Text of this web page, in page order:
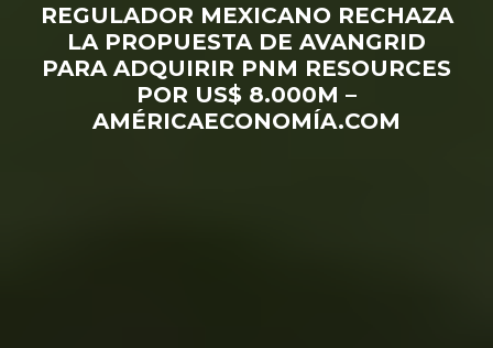
REGULADOR MEXICANO RECHAZA
LA PROPUESTA DE AVANGRID
PARA ADQUIRIR PNM RESOURCES
POR US$ 8.000M –
AMÉRICAECONOMÍA.COM